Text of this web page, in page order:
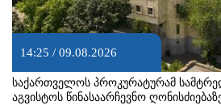
14:25 / 09.08.2026
საქართველოს პროკურატურამ
აგვისტოს წინასაარჩევნო